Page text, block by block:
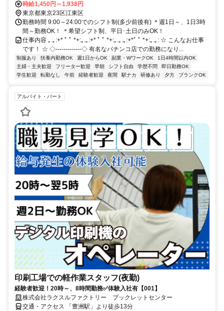
楽町線 豊洲6a口徒歩約12分、ゆりかもめ 豊洲2番口徒歩約14分 東雲
駅より徒歩12分
時給1,450円～1,938円
東京都東京23区江東区
勤務時間 9:00～24:00でのシフト制(多少前後有) ＊週1日～、1日3時
間～勤務OK！ ＊希望シフト制、平日･土日のみOK！
仕事内容 ｡.｡:+* ﾟ ﾟ *+:｡.｡:+* ﾟ ﾟ *+:｡.｡.｡:+*ﾟ ﾟ *+:｡.｡: ☆ こんなお仕事
です！ ☆ ◇‐‐‐‐‐‐‐‐‐‐‐‐‐◇ 有名なパチンコ店での勤務になり...
制服あり 扶養内勤務OK 週1日からOK 副業・WワークOK
1日4時間以内OK
主婦・主夫歓迎
フリーター歓迎 早朝 シフト自由 学歴不問
即日勤務OK
学生歓迎
転勤なし 午前 経験者歓迎 夜間 駅ナカ 研修あり 夕方 ブランクOK
アルバイト・パート
印刷工場での軽作業スタッフ(夜勤)
経験者歓迎！20時～、8時間勤務✅体験入社有【001】
株式会社ラクスルファクトリー ブックレットセンター
交通・アクセス 「豊洲駅」より徒歩13分